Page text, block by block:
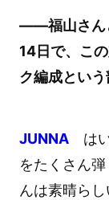
――福山さん
14日で、こ
ク編成という
JUNNAはい
をたくさん
んは素晴ら